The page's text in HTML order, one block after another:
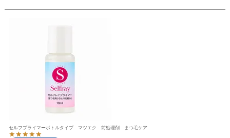
セルフプライマーボトルタイプ マツエク 前処理剤 まつ毛ケア